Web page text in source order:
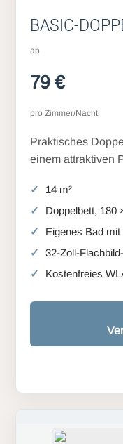
BASIC-
ab
79 €
pro Zimmer/Nacht
Praktisches
einem attraktiven
14 m²
Doppelbett, 180
Eigenes Bad
32-Zoll-
Kostenfreies